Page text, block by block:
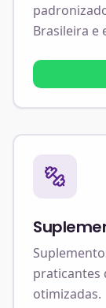
Brasileira e
praticantes
otimizadas.